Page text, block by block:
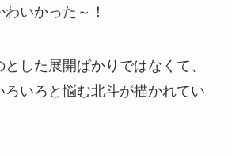
いかった～！
した展開ばかりではなくて、
ろいろと悩む北斗が描かれてい